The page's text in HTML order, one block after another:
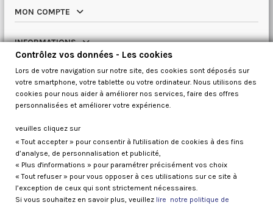
MON COMPTE
INFORMATIONS
NOTRE CATALOGUE
QUI SOMMES NOUS
Contrôlez vos données
Contrôlez vos données - Les cookies
Lors de votre navigation sur notre site, des cookies sont déposés sur
votre smartphone, votre tablette ou votre ordinateur. Nous utilisons des
cookies pour nous aider à améliorer nos services, faire des offres
personnalisées et améliorer votre expérience.
veuilles cliquez sur
« Tout accepter » pour consentir à l'utilisation de cookies à des fins
d’analyse, de personnalisation et publicité,
« Plus d'informations » pour paramétrer précisément vos choix
« Tout refuser » pour vous opposer à ces utilisations sur ce site à
l’exception de ceux qui sont strictement nécessaires.
Si vous souhaitez en savoir plus, veuillez lire notre politique de